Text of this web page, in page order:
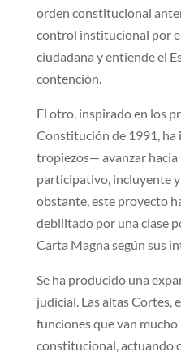
orden constitucional
control institucional por
ciudadana y entiende el
contención.
El otro, inspirado en los
Constitución de 1991,
tropiezos— avanzar hacia
participativo, incluyente
obstante, este proyecto
debilitado por una clase
Carta Magna según sus
Se ha producido una
judicial. Las altas Cortes,
funciones que van mucho
constitucional, actuando